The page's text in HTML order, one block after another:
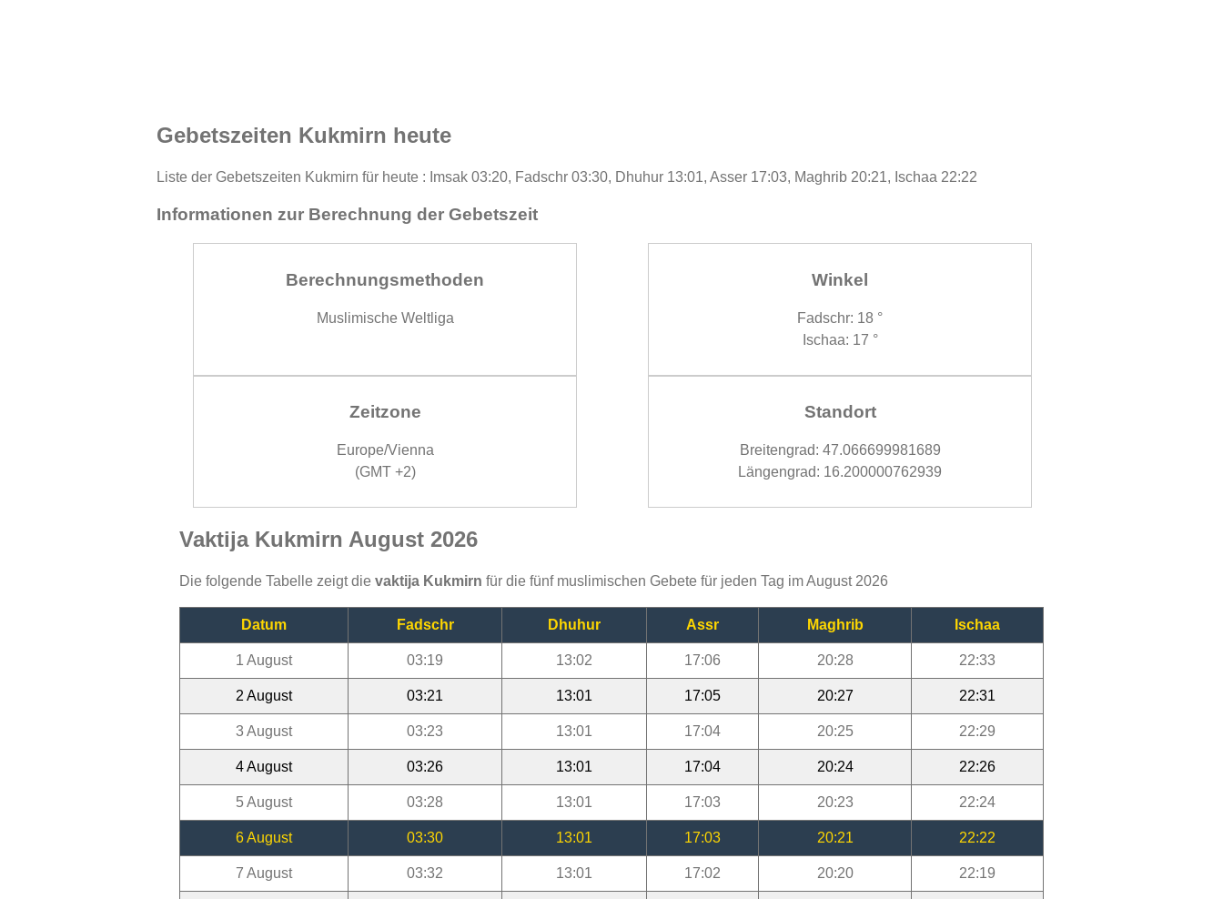
Gebetszeiten Kukmirn heute
Liste der Gebetszeiten Kukmirn für heute : Imsak 03:20, Fadschr 03:30, Dhuhur 13:01, Asser 17:03, Maghrib 20:21, Ischaa 22:22
Informationen zur Berechnung der Gebetszeit
Berechnungsmethoden
Muslimische Weltliga
Winkel
Fadschr: 18 °
Ischaa: 17 °
Zeitzone
Europe/Vienna
(GMT +2)
Standort
Breitengrad: 47.066699981689
Längengrad: 16.200000762939
Vaktija Kukmirn August 2026
Die folgende Tabelle zeigt die vaktija Kukmirn für die fünf muslimischen Gebete für jeden Tag im August 2026
Datum Fadschr Dhuhur Assr Maghrib Ischaa
1 August 03:19 13:02 17:06 20:28 22:33
2 August 03:21 13:01 17:05 20:27 22:31
3 August 03:23 13:01 17:04 20:25 22:29
4 August 03:26 13:01 17:04 20:24 22:26
5 August 03:28 13:01 17:03 20:23 22:24
6 August 03:30 13:01 17:03 20:21 22:22
7 August 03:32 13:01 17:02 20:20 22:19